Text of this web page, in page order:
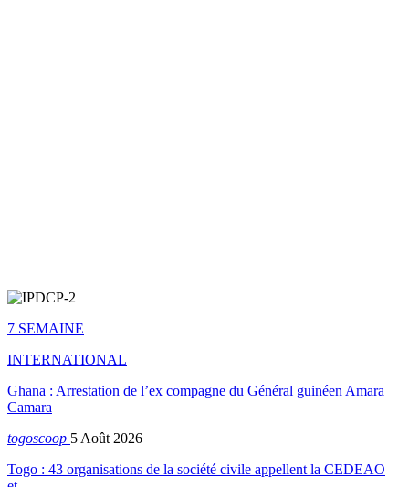
7 SEMAINE
INTERNATIONAL
Ghana : Arrestation de l’ex compagne du Général guinéen Amara
Camara
togoscoop 5 Août 2026
Togo : 43 organisations de la société civile appellent la CEDEAO